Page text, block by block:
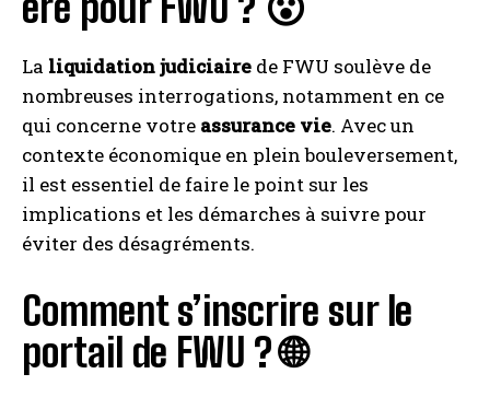
La liquidation judiciaire de FWU soulève de
nombreuses interrogations, notamment en ce
qui concerne votre assurance vie. Avec un
contexte économique en plein bouleversement,
il est essentiel de faire le point sur les
implications et les démarches à suivre pour
éviter des désagréments.
Comment s’inscrire sur le
portail de FWU ? 🌐